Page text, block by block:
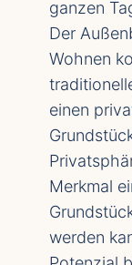
ganzen
Der
Wohnen
einen
Merkmal
werden